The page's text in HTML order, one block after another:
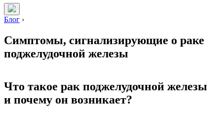
Блог ›
Симптомы, сигнализирующие о раке
поджелудочной железы
Что такое рак поджелудочной железы
и почему он возникает?